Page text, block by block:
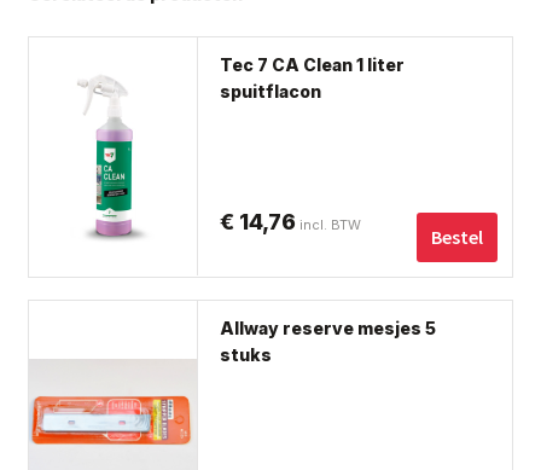
Tec 7 CA Clean 1 liter
spuitflacon
€ 14,76 incl. BTW Bestel
Allway reserve mesjes 5
stuks